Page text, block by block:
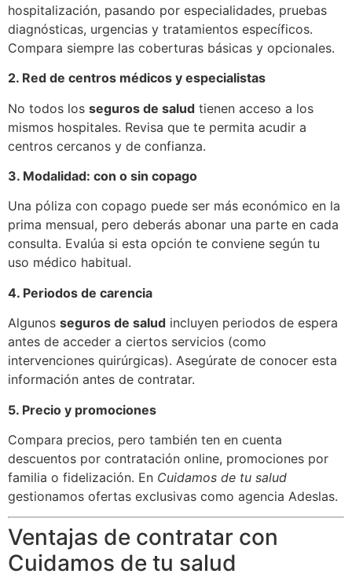
hospitalización, pasando por especialidades, pruebas
diagnósticas, urgencias y tratamientos específicos.
Compara siempre las coberturas básicas y opcionales.
2. Red de centros médicos y especialistas
No todos los seguros de salud tienen acceso a los
mismos hospitales. Revisa que te permita acudir a
centros cercanos y de confianza.
3. Modalidad: con o sin copago
Una póliza con copago puede ser más económico en la
prima mensual, pero deberás abonar una parte en cada
consulta. Evalúa si esta opción te conviene según tu
uso médico habitual.
4. Periodos de carencia
Algunos seguros de salud incluyen periodos de espera
antes de acceder a ciertos servicios (como
intervenciones quirúrgicas). Asegúrate de conocer esta
información antes de contratar.
5. Precio y promociones
Compara precios, pero también ten en cuenta
descuentos por contratación online, promociones por
familia o fidelización. En Cuidamos de tu salud
gestionamos ofertas exclusivas como agencia Adeslas.
Ventajas de contratar con
Cuidamos de tu salud